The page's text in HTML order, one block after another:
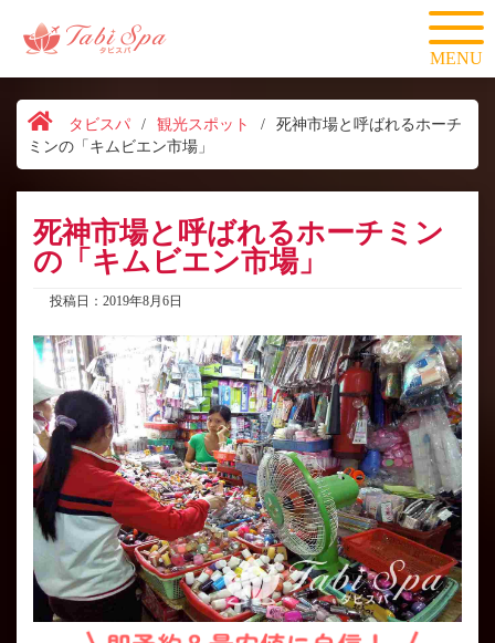
MENU
タビスパ / 観光スポット /
死神市場と呼ばれるホーチ
ミンの「キムビエン市場」
死神市場と呼ばれるホーチミン
の「キムビエン市場」
投稿日：2019年8月6日